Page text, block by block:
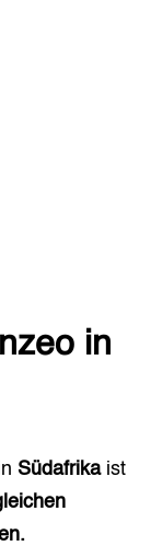
in
Südafrikaist